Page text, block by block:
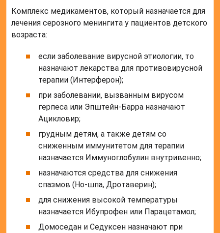
Комплекс медикаментов, который назначается для
лечения серозного менингита у пациентов детского
возраста:
если заболевание вирусной этиологии, то
назначают лекарства для противовирусной
терапии (Интерферон);
при заболевании, вызванным вирусом
герпеса или Эпштейн-Барра назначают
Ацикловир;
грудным детям, а также детям со
сниженным иммунитетом для терапии
назначается Иммуноглобулин внутривенно;
назначаются средства для снижения
спазмов (Но-шпа, Дротаверин);
для снижения высокой температуры
назначается Ибупрофен или Парацетамол;
Домоседан и Седуксен назначают при